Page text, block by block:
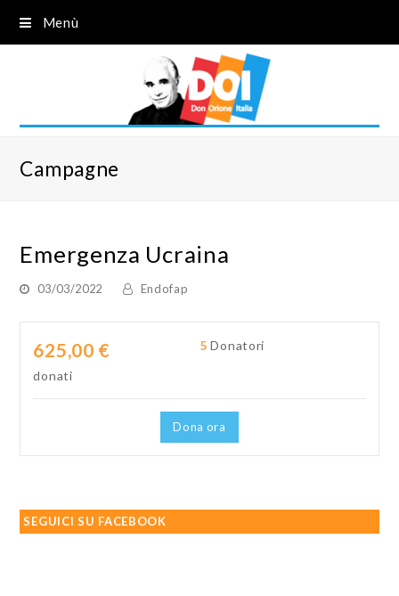
Menù
Campagne
Emergenza Ucraina
03/03/2022 Endofap
625,00 €
donati
5 Donatori
Dona ora
SEGUICI SU FACEBOOK